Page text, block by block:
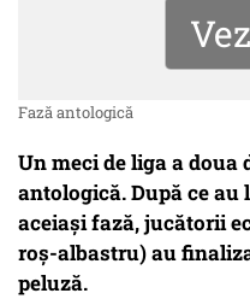
Fază antologică
Un meci de liga a doua
antologică. După ce
aceiași fază, jucătorii
roș-albastru) au
peluză.